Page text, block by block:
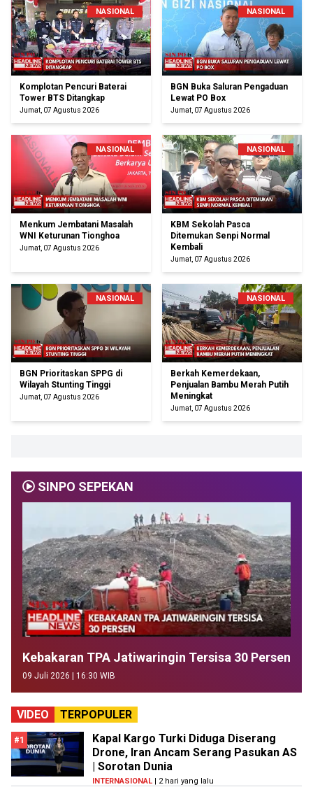
NASIONAL
Komplotan Pencuri Baterai
Tower BTS Ditangkap
Jumat, 07 Agustus 2026
NASIONAL
BGN Buka Saluran Pengaduan
Lewat PO Box
Jumat, 07 Agustus 2026
NASIONAL
Menkum Jembatani Masalah
WNI Keturunan Tionghoa
Jumat, 07 Agustus 2026
NASIONAL
KBM Sekolah Pasca
Ditemukan Senpi Normal
Kembali
Jumat, 07 Agustus 2026
NASIONAL
BGN Prioritaskan SPPG di
Wilayah Stunting Tinggi
Jumat, 07 Agustus 2026
NASIONAL
Berkah Kemerdekaan,
Penjualan Bambu Merah Putih
Meningkat
Jumat, 07 Agustus 2026
SINPO SEPEKAN
Kebakaran TPA Jatiwaringin Tersisa 30 Persen
09 Juli 2026 | 16:30 WIB
VIDEO TERPOPULER
#1
Kapal Kargo Turki Diduga Diserang
Drone, Iran Ancam Serang Pasukan AS
| Sorotan Dunia
INTERNASIONAL | 2 hari yang lalu